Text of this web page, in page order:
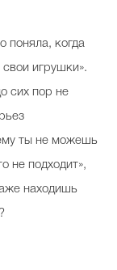
поняла, когда
игрушки».
сих пор не
ты не можешь
не подходит»,
находишь